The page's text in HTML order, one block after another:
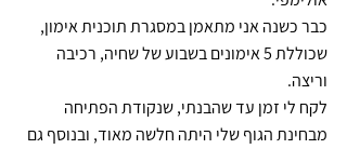
כבר כשנה אני מתאמן במסגרת תוכנית אימון,
שכוללת 5 אימונים בשבוע של שחיה, רכיבה
וריצה.
לקח לי זמן עד שהבנתי, שנקודת הפתיחה
מבחינת הגוף שלי היתה חלשה מאוד, ובנוסף גם